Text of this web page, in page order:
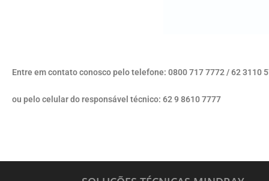
Entre em contato conosco pelo telefone: 0800 717 7772 / 62 3110
ou pelo celular do responsável técnico: 62 9 8610 7777